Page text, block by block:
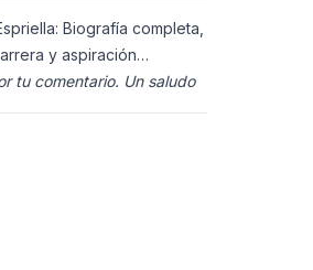
Biografía completa,
y aspiración
Gracias Cecilia por tu comentario. Un saludo